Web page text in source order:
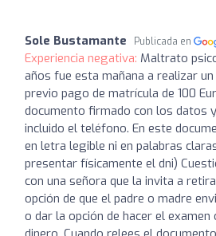
Sole Bustamante Publicada en
Experiencia negativa: Maltrato
años fue esta mañana a realizar
previo pago de matrícula de 100
documento firmado con los datos
incluido el teléfono. En este
en letra legible ni en palabras
presentar físicamente el dni)
con una señora que la invita a
opción de que el padre o madre
o dar la opción de hacer el